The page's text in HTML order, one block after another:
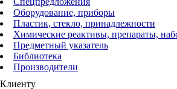
Оборудование, приборы
Пластик, стекло, принадлежности
Химические реактивы, препараты,
Предметный указатель
Библиотека
Производители
Клиенту